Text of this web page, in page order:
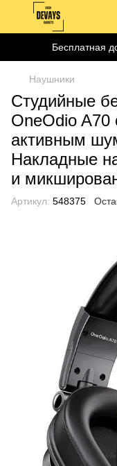
Бесплатная
Наушники
Студийные
OneOdio
активным
Накладные
и
Артикул: 548375